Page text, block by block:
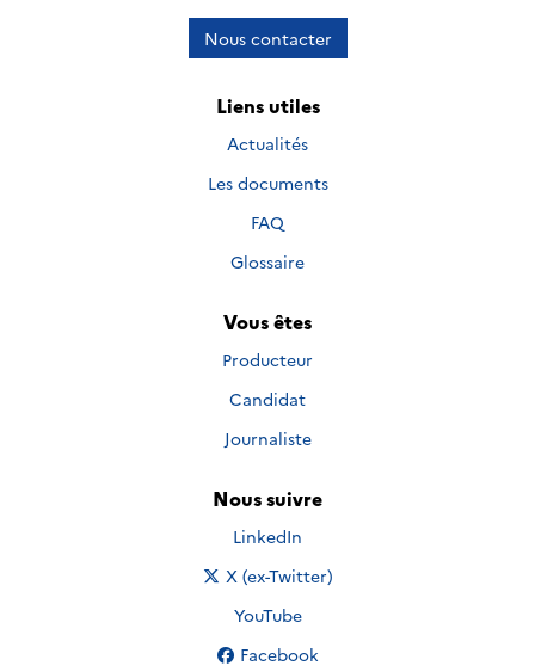
Nous contacter
Liens utiles
Actualités
Les documents
FAQ
Glossaire
Vous êtes
Producteur
Candidat
Journaliste
Nous suivre
Nous suivre sur
LinkedIn
Nous suivre sur
X (ex-Twitter)
Nous suivre sur
YouTube
Nous suivre sur
Facebook